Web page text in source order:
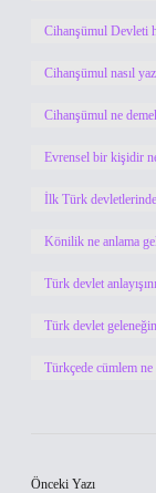
Cihanşümul Devleti
Cihanşümul nasıl
Cihanşümul ne
Evrensel bir kişidir
İlk Türk devletlerinde
Könilik ne anlama
Türk devlet
Türk devlet
Türkçede cümlem ne
Önceki Yazı